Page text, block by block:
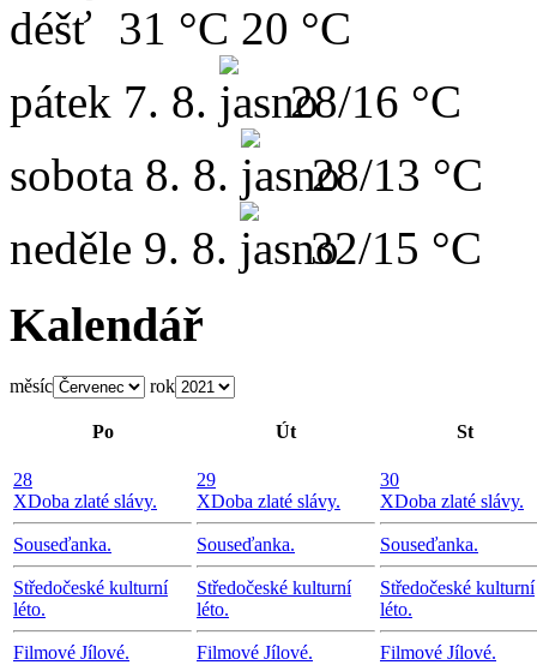
31 °C 20 °C
pátek 7. 8.
28/16 °C
sobota 8. 8.
28/13 °C
neděle 9. 8. 32/15 °C
Kalendář
měsíc rok
Po Út St
28
XDoba zlaté slávy.
Souseďanka.
Středočeské kulturní
léto.
Filmové Jílové.
29
XDoba zlaté slávy.
Souseďanka.
Středočeské kulturní
léto.
Filmové Jílové.
30
XDoba zlaté slávy.
Souseďanka.
Středočeské kulturní
léto.
Filmové Jílové.